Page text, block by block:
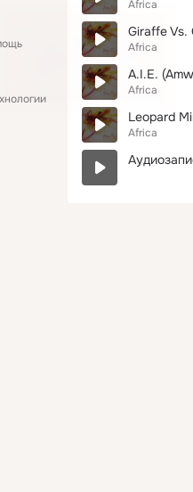
Africa
Giraffe Vs.
Africa
A.I.E.
Africa
Leopard
Africa